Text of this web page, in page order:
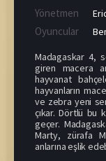
Yönetmen
Oyuncular
Madagaskar 4,
giren macera
hayvanat
hayvanların
ve zebra yeni
çıkar. Dörtlü bu
geçer.
Marty, zürafa
anlarına eşlik